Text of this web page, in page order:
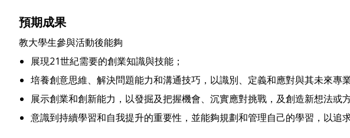
預期成果
教大學生參與活動後能夠
展現21世紀需要的創業知識與技能；
培養創意思維、解決問題能力和溝通技巧，以識別、定義和應對與其未來專
展示創業和創新能力，以發掘及把握機會、沉實應對挑戰，及創造新想法或
意識到持續學習和自我提升的重要性，並能夠規劃和管理自己的學習，以追求